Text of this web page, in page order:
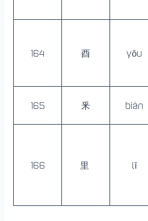
164 酉 yǒu
165 釆 biàn
166 里 lǐ